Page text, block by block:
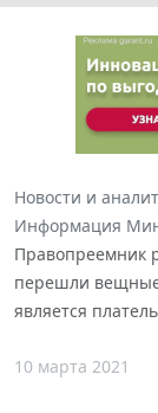
Новости и
Информация
Правопреемник
перешли вещные
является
10 марта 2021